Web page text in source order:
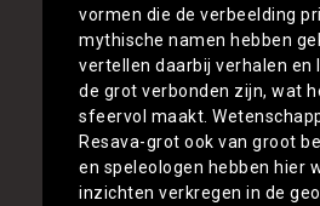
vormen die de verbeelding
mythische namen hebben
vertellen daarbij verhalen en
de grot verbonden zijn, wat
sfeervol maakt.
Resava-grot ook van groot
en speleologen hebben hier
inzichten verkregen in de